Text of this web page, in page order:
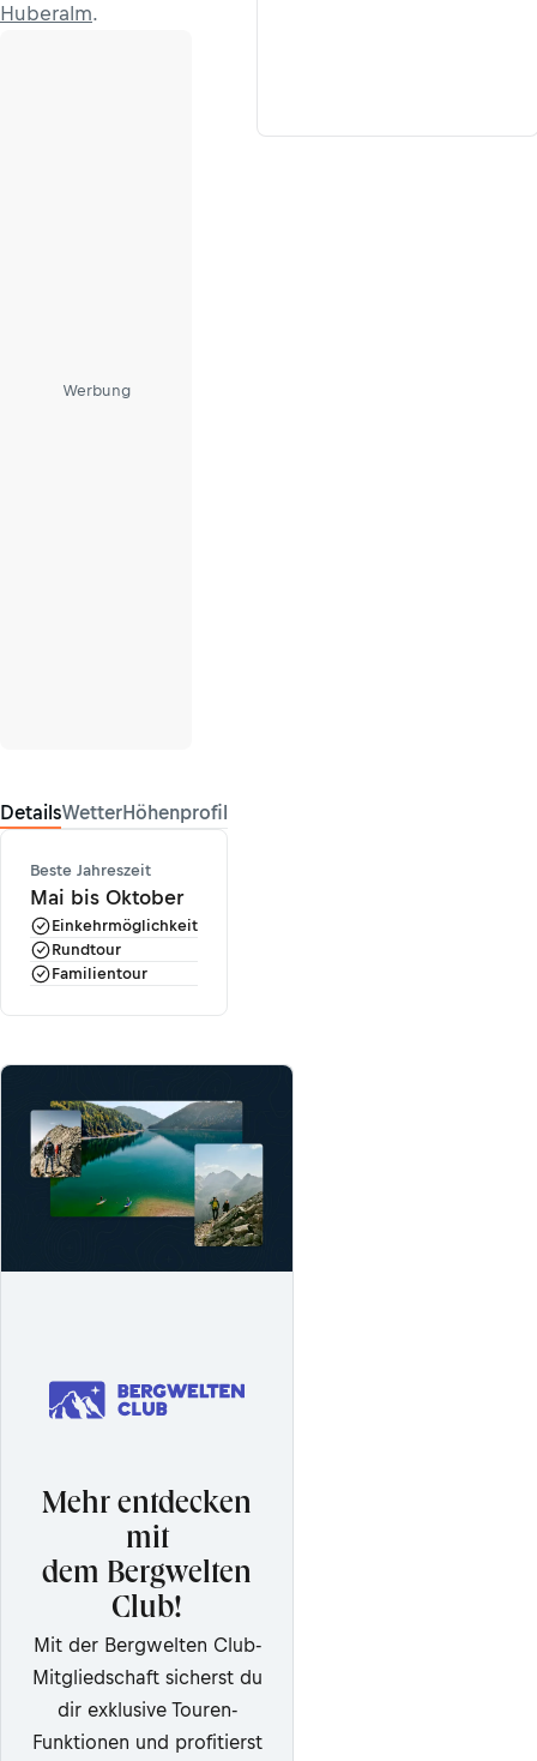
Huberalm.
Werbung
DetailsWetterHöhenprofil
Beste Jahreszeit
Mai bis Oktober
Einkehrmöglichkeit
Rundtour
Familientour
Mehr entdecken
mit
dem Bergwelten
Club!
Mit der Bergwelten Club-
Mitgliedschaft sicherst du
dir exklusive Touren-
Funktionen und profitierst